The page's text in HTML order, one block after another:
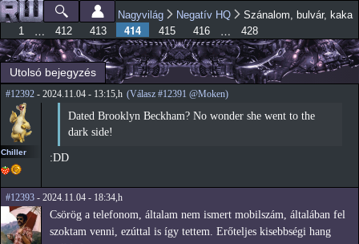
Ugrás a
tartalomra
Főmenü
Jelenlegi hely
Nagyvilág Negatív HQ
Szánalom, bulvár, kaka
1
… 412 413 414 415 416 … 428
Utolsó bejegyzés
#12392 - 2024.11.04 - 13:15,h (Válasz #12391 @Moken)
Chiller
Dated Brooklyn Beckham? No wonder she went to the
dark side!
:DD
#12393 - 2024.11.04 - 18:34,h
Csörög a telefonom, általam nem ismert mobilszám, általában fel
szoktam venni, ezúttal is így tettem. Erőteljes kisebbségi hang